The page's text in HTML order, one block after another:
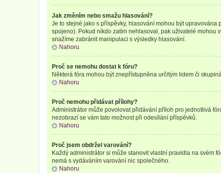
Jak změním nebo smažu hlasování?
Je to stejné jako s příspěvky, hlasování mohou být
spojeno). Pokud nikdo zatím nehlasoval, pak uživatelé mohou
snažíme zabránit manipulaci s výsledky hlasování.
Nahoru
Proč se nemohu dostat k fóru?
Některá fóra mohou být znepřístupněna určitým lidem či
Nahoru
Proč nemohu přidávat přílohy?
Administrátor může povolovat přidávání příloh pro jednotlivá
nezobrazí se vám tato možnost při odesílání příspěvků.
Nahoru
Proč jsem obdržel varování?
Každý administrátor si může stanovit vlastní pravidla na svém
nemá s vydáváním varování nic společného.
Nahoru